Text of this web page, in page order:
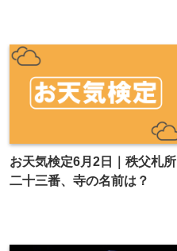
お天気検定6月2日｜秩父札所
二十三番、寺の名前は？